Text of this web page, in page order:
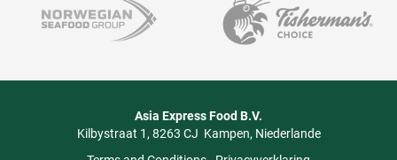
Asia Express Food B.V.
Kilbystraat 1 8263 CJ Kampen Niederlande